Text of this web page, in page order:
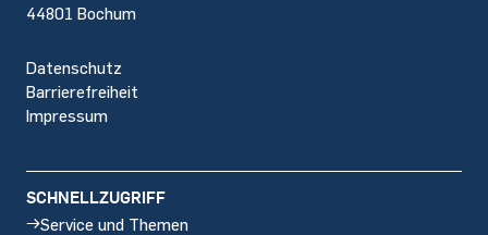
44801 Bochum
Datenschutz
Barrierefreiheit
Impressum
SCHNELLZUGRIFF
Service und Themen